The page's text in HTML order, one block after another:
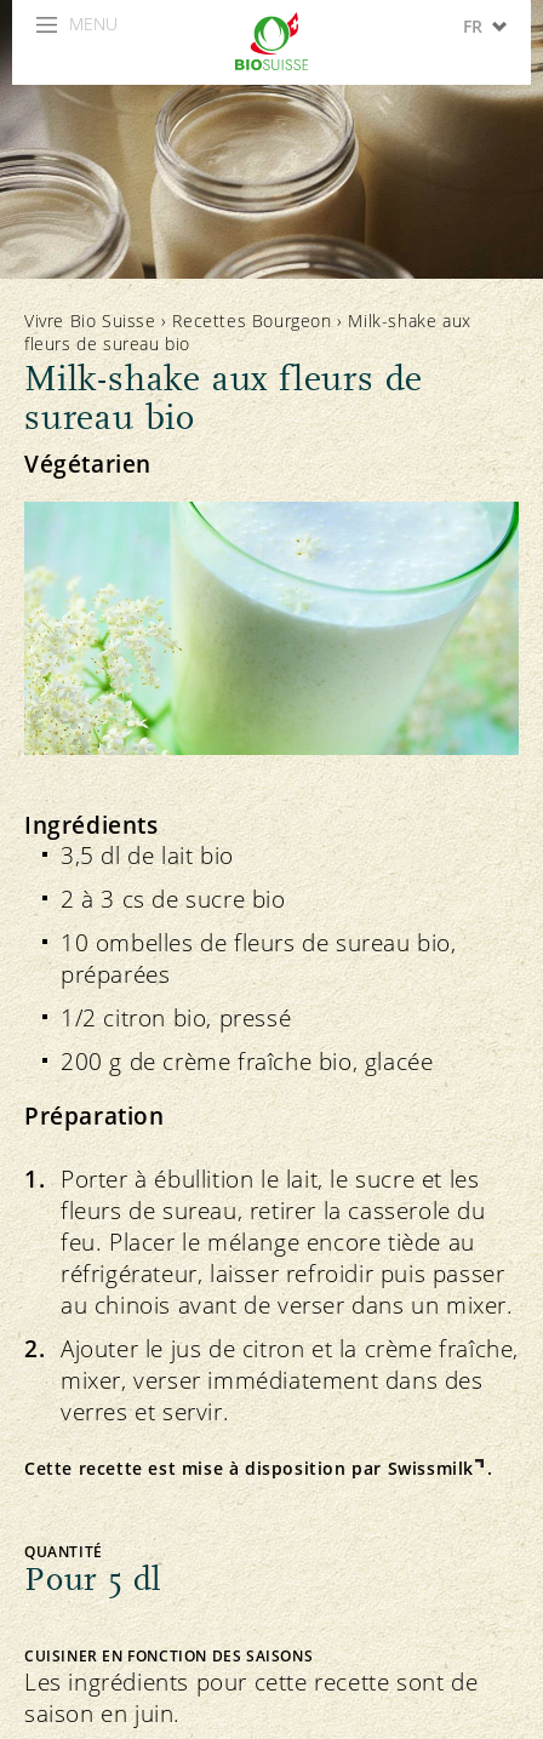
MENU FR
ES
Vivre Bio Suisse › Recettes Bourgeon› Milk-shake aux
fleurs de sureau bio
Milk-shake aux fleurs de
sureau bio
Végétarien
Ingrédients
3,5 dl de lait bio
2 à 3 cs de sucre bio
10 ombelles de fleurs de sureau bio,
préparées
1/2 citron bio, pressé
200 g de crème fraîche bio, glacée
Préparation
Porter à ébullition le lait, le sucre et les
fleurs de sureau, retirer la casserole du
feu. Placer le mélange encore tiède au
réfrigérateur, laisser refroidir puis passer
au chinois avant de verser dans un mixer.
Ajouter le jus de citron et la crème fraîche,
mixer, verser immédiatement dans des
verres et servir.
Cette recette est mise à disposition parSwissmilk .
QUANTITÉ
Pour 5 dl
CUISINER EN FONCTION DES SAISONS
Les ingrédients pour cette recette sont de
saison en juin.